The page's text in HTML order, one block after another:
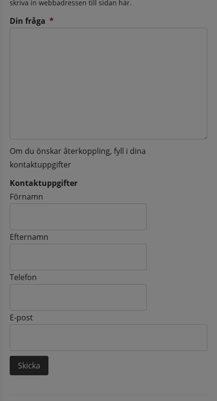
skriva in webbadressen till sidan här.
Din fråga *
Om du önskar återkoppling, fyll i dina
kontaktuppgifter
Kontaktuppgifter
Kontaktuppgifter
Förnamn
Efternamn
Telefon
E-post